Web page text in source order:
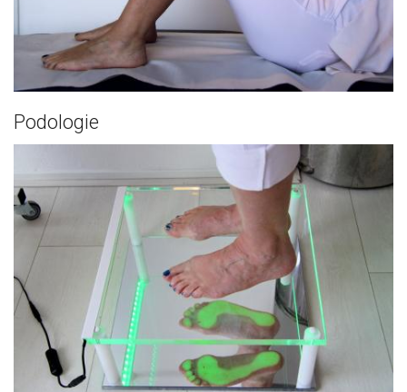
De fysiotherapeut heeft zich gespecialiseerd in de
behandeling van klachten...
Lees meer..
Podologie